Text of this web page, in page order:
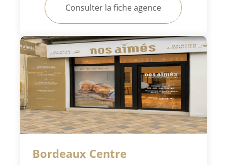
Consulter la fiche agence
Bordeaux Centre